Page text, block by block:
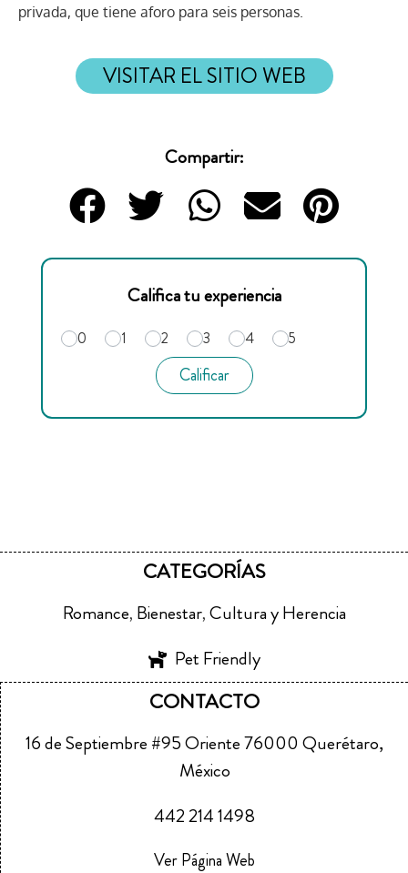
privada, que tiene aforo para seis personas.
VISITAR EL SITIO WEB
Compartir:
Califica tu experiencia
0 1 2 3 4 5
Calificar
CATEGORÍAS
Romance, Bienestar, Cultura y Herencia
Pet Friendly
CONTACTO
16 de Septiembre #95 Oriente 76000 Querétaro,
México
442 214 1498
Ver Página Web